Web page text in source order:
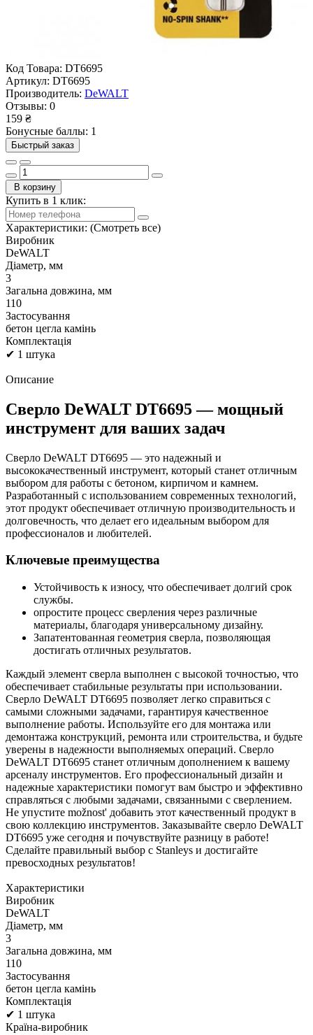
Код Товара: DT6695
Артикул: DT6695
Производитель: DeWALT
Отзывы: 0
159 ₴
Бонусные баллы: 1
Быстрый заказ
В корзину
Купить в 1 клик:
Характеристики: (Смотреть все)
Виробник
DeWALT
Діаметр, мм
3
Загальна довжина, мм
110
Застосування
бетон цегла камінь
Комплектація
✔ 1 штука
Описание
Сверло DeWALT DT6695 — мощный
инструмент для ваших задач
Сверло DeWALT DT6695 — это надежный и
высококачественный инструмент, который станет отличным
выбором для работы с бетоном, кирпичом и камнем.
Разработанный с использованием современных технологий,
этот продукт обеспечивает отличную производительность и
долговечность, что делает его идеальным выбором для
профессионалов и любителей.
Ключевые преимущества
Устойчивость к износу, что обеспечивает долгий срок
службы.
опростите процесс сверления через различные
материалы, благодаря универсальному дизайну.
Запатентованная геометрия сверла, позволяющая
достигать отличных результатов.
Каждый элемент сверла выполнен с высокой точностью, что
обеспечивает стабильные результаты при использовании.
Сверло DeWALT DT6695 позволяет легко справиться с
самыми сложными задачами, гарантируя качественное
выполнение работы. Используйте его для монтажа или
демонтажа конструкций, ремонта или строительства, и будьте
уверены в надежности выполняемых операций. Сверло
DeWALT DT6695 станет отличным дополнением к вашему
арсеналу инструментов. Его профессиональный дизайн и
надежные характеристики помогут вам быстро и эффективно
справляться с любыми задачами, связанными с сверлением.
Не упустите možnost' добавить этот качественный продукт в
свою коллекцию инструментов. Заказывайте сверло DeWALT
DT6695 уже сегодня и почувствуйте разницу в работе!
Сделайте правильный выбор с Stanleys и достигайте
превосходных результатов!
Характеристики
Виробник
DeWALT
Діаметр, мм
3
Загальна довжина, мм
110
Застосування
бетон цегла камінь
Комплектація
✔ 1 штука
Країна-виробник